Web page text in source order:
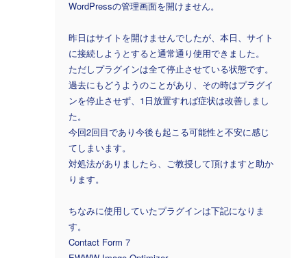
WordPressの管理画面を開けません。
昨日はサイトを開けませんでしたが、本日、サイト
に接続しようとすると通常通り使用できました。
ただしプラグインは全て停止させている状態です。
過去にもどうようのことがあり、その時はプラグイ
ンを停止させず、1日放置すれば症状は改善しまし
た。
今回2回目であり今後も起こる可能性と不安に感じ
てしまいます。
対処法がありましたら、ご教授して頂けますと助か
ります。
ちなみに使用していたプラグインは下記になりま
す。
Contact Form 7